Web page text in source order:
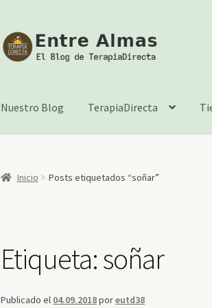
Ir
a
Ir
al
Nuestro Blog TerapiaDirecta
Inicio Posts etiquetados “soñar”
Etiqueta:soñar
Publicado el 04.09.2018poreutd38